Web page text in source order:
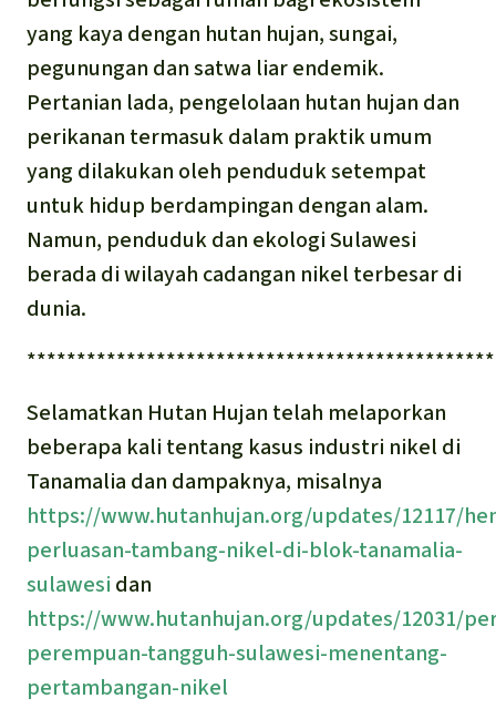
yang kaya dengan hutan hujan, sungai,
pegunungan dan satwa liar endemik.
Pertanian lada, pengelolaan hutan hujan dan
perikanan termasuk dalam praktik umum
yang dilakukan oleh penduduk setempat
untuk hidup berdampingan dengan alam.
Namun, penduduk dan ekologi Sulawesi
berada di wilayah cadangan nikel terbesar di
dunia.
Selamatkan Hutan Hujan telah melaporkan
beberapa kali tentang kasus industri nikel di
Tanamalia dan dampaknya, misalnya
https://www.hutanhujan.org/updates/12117/
perluasan-tambang-nikel-di-blok-tanamalia-
sulawesi dan
https://www.hutanhujan.org/updates/12031/
perempuan-tangguh-sulawesi-menentang-
pertambangan-nikel